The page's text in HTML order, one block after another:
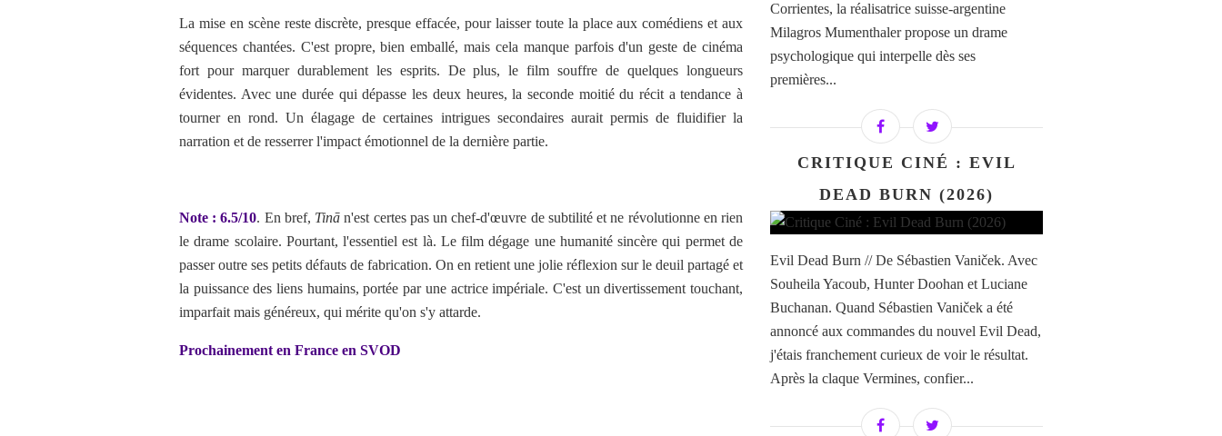
La mise en scène reste discrète, presque effacée, pour laisser toute la place aux comédiens et aux
séquences chantées. C'est propre, bien emballé, mais cela manque parfois d'un geste de cinéma
fort pour marquer durablement les esprits. De plus, le film souffre de quelques longueurs
évidentes. Avec une durée qui dépasse les deux heures, la seconde moitié du récit a tendance à
tourner en rond. Un élagage de certaines intrigues secondaires aurait permis de fluidifier la
narration et de resserrer l'impact émotionnel de la dernière partie.
Note : 6.5/10. En bref, Tinā n'est certes pas un chef-d'œuvre de subtilité et ne révolutionne en rien
le drame scolaire. Pourtant, l'essentiel est là. Le film dégage une humanité sincère qui permet de
passer outre ses petits défauts de fabrication. On en retient une jolie réflexion sur le deuil partagé et
la puissance des liens humains, portée par une actrice impériale. C'est un divertissement touchant,
imparfait mais généreux, qui mérite qu'on s'y attarde.
Prochainement en France en SVOD
Corrientes, la réalisatrice suisse-argentine
Milagros Mumenthaler propose un drame
psychologique qui interpelle dès ses
premières...
CRITIQUE CINÉ : EVIL
DEAD BURN (2026)
Evil Dead Burn // De Sébastien Vaniček. Avec
Souheila Yacoub, Hunter Doohan et Luciane
Buchanan. Quand Sébastien Vaniček a été
annoncé aux commandes du nouvel Evil Dead,
j'étais franchement curieux de voir le résultat.
Après la claque Vermines, confier...